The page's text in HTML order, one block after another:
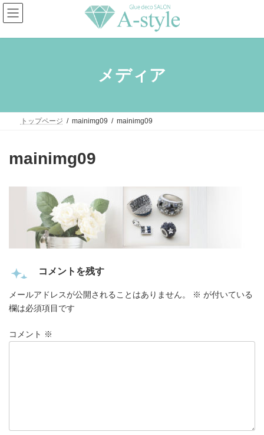
コ
ン
テ
ン
ナ
ビ
ゲ
ー
メディア
トップページ mainimg09 mainimg09
mainimg09
コメントを残す
メールアドレスが公開されることはありません。 ※ が付いている
欄は必須項目です
コメント ※